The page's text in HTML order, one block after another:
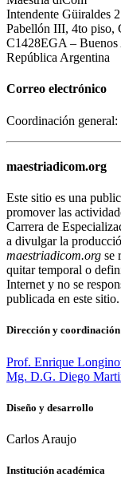
Intendente Güiraldes
Pabellón III, 4to piso,
C1428EGA – Buenos
República Argentina
Correo electrónico
Coordinación general:
maestriadicom.org
Este sitio es una
promover las
Carrera de
a divulgar la
maestriadicom.org se
quitar temporal o
Internet y no se
publicada en este sitio.
Dirección y
Prof. Enrique
Mg. D.G. Diego
Diseño y desarrollo
Carlos Araujo
Institución académica